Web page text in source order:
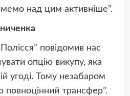
над цим активніше”.
повідомив нас
опцію викупу, яка
угоді. Тому незабаром
трансфер”.